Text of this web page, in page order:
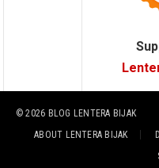
© 2026 BLOG LENTERA BIJAK
ABOUT LENTERA BIJAK